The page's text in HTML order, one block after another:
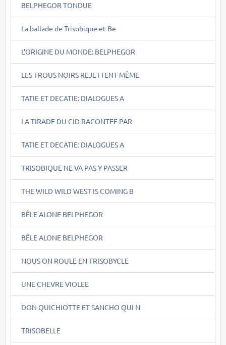
BELPHEGOR TONDUE
La ballade de Trisobique et Be
L'ORIGINE DU MONDE: BELPHEGOR
LES TROUS NOIRS REJETTENT MÊME
TATIE ET DECATIE: DIALOGUES A
LA TIRADE DU CID RACONTEE PAR
TATIE ET DECATIE: DIALOGUES A
TRISOBIQUE NE VA PAS Y PASSER
THE WILD WILD WEST IS COMING B
BÊLE ALONE BELPHEGOR
BÊLE ALONE BELPHEGOR
NOUS ON ROULE EN TRISOBYCLE
UNE CHEVRE VIOLEE
DON QUICHIOTTE ET SANCHO QUI N
TRISOBELLE